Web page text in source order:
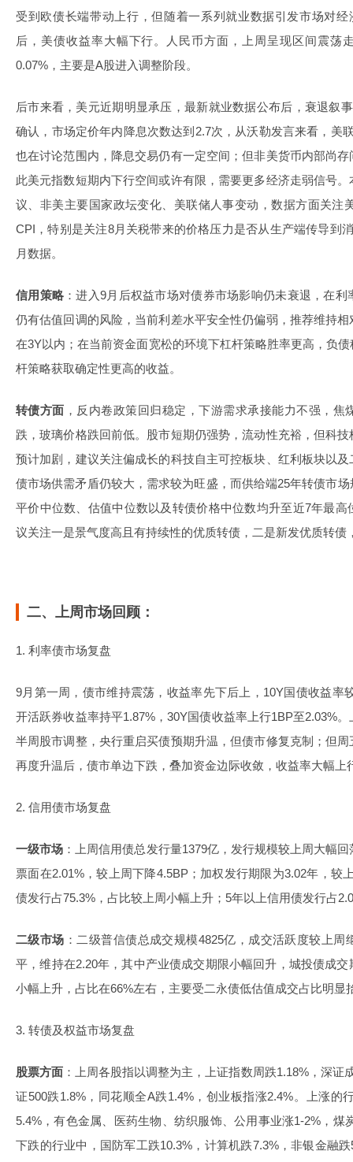
受到欧债长端带动上行，但随着一系列就业数据引发市场对
后，美债收益率大幅下行。人民币方面，上周呈现区间震荡
0.07%，主要是A股进入调整阶段。
后市来看，美元近期明显承压，最新就业数据公布后，衰退叙
确认，市场定价年内降息次数达到2.7次，从沃勒发言来看，美
也在讨论范围内，降息交易仍有一定空间；但非美货币内部尚
此美元指数短期内下行空间或许有限，需要更多经济走弱信号
议、非美主要国家政坛变化、美联储人事变动，数据方面关注
CPI，特别是关注8月关税带来的价格压力是否从生产端传导到
月数据。
信用策略 ：进入9月后权益市场对债券市场影响仍未衰退，在
仍有估值回调的风险，当前利差水平安全性仍偏弱，推荐维持
在3Y以内；在当前资金面宽松的环境下杠杆策略胜率更高，负
杆策略获取确定性更高的收益。
转债方面 ，反内卷政策回归稳定，下游需求承接能力不强，
跌，玻璃价格跌回前低。股市短期仍强势，流动性充裕，但科
预计加剧，建议关注偏成长的科技自主可控板块、红利板块以
债市场供需矛盾仍较大，需求较为旺盛，而供给端25年转债市
平价中位数、估值中位数以及转债价格中位数均升至近7年最
议关注一是景气度高且有持续性的优质转债，二是新发优质转债
二、上周市场回顾：
1. 利率债市场复盘
9月第一周，债市维持震荡，收益率先下后上，10Y国债收益率
开活跃券收益率持平1.87%，30Y国债收益率上行1BP至2.03%
半周股市调整，央行重启买债预期升温，但债市修复克制；但
再度升温后，债市单边下跌，叠加资金边际收敛，收益率大幅上
2. 信用债市场复盘
一级市场 ：上周信用债总发行量1379亿，发行规模较上周大幅
票面在2.01%，较上周下降4.5BP；加权发行期限为3.02年，较
债发行占75.3%，占比较上周小幅上升；5年以上信用债发行占
二级市场 ：二级普信债总成交规模4825亿，成交活跃度较上
平，维持在2.20年，其中产业债成交期限小幅回升，城投债成
小幅上升，占比在66%左右，主要受二永债低估值成交占比明显
3. 转债及权益市场复盘
股票方面 ：上周各股指以调整为主，上证指数周跌1.18%，深证
证500跌1.8%，同花顺全A跌1.4%，创业板指涨2.4%。上涨的
5.4%，有色金属、医药生物、纺织服饰、公用事业涨1-2%，煤
下跌的行业中，国防军工跌10.3%，计算机跌7.3%，非银金融